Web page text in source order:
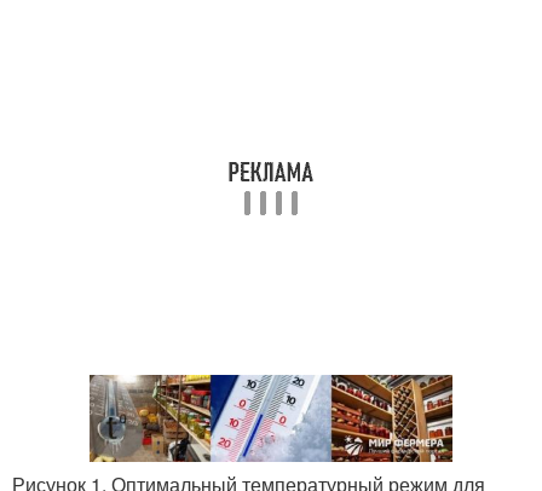
Рисунок 1. Оптимальный температурный режим для